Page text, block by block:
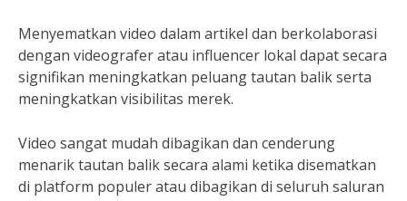
Menyematkan video dalam artikel dan berkolaborasi
dengan videografer atau influencer lokal dapat secara
signifikan meningkatkan peluang tautan balik serta
meningkatkan visibilitas merek.
Video sangat mudah dibagikan dan cenderung
menarik tautan balik secara alami ketika disematkan
di platform populer atau dibagikan di seluruh saluran